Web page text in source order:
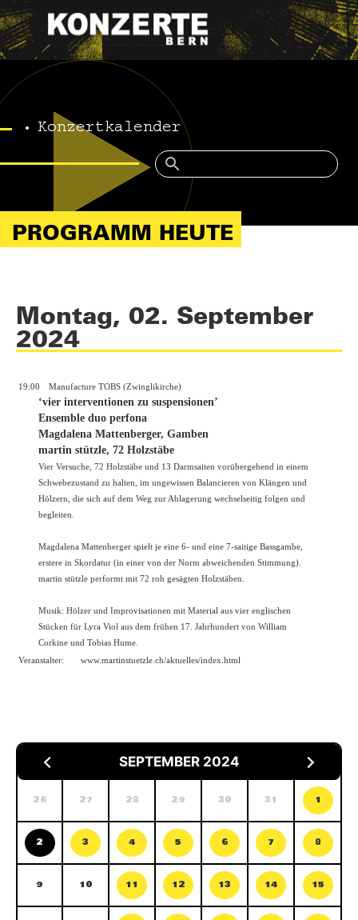
Konzertkalender
PROGRAMM HEUTE
Montag, 02. September
2024
19:00 Manufacture TOBS (Zwinglikirche)
‘vier interventionen zu suspensionen’
Ensemble duo perfona
Magdalena Mattenberger, Gamben
martin stützle, 72 Holzstäbe
Vier Versuche, 72 Holzstäbe und 13 Darmsaiten vorübergehend in einem
Schwebezustand zu halten, im ungewissen Balancieren von Klängen und
Hölzern, die sich auf dem Weg zur Ablagerung wechselseitig folgen und
begleiten.
Magdalena Mattenberger spielt je eine 6- und eine 7-saitige Bassgambe,
erstere in Skordatur (in einer von der Norm abweichenden Stimmung).
martin stützle performt mit 72 roh gesägten Holzstäben.
Musik: Hölzer und Improvisationen mit Material aus vier englischen
Stücken für Lyra Viol aus dem frühen 17. Jahrhundert von William
Corkine und Tobias Hume.
Veranstalter:
www.martinstuetzle.ch/aktuelles/index.html
SEPTEMBER 2024
26 27 28 29 30 31 1
2 3 4 5 6 7 8
9 10 11 12 13 14 15